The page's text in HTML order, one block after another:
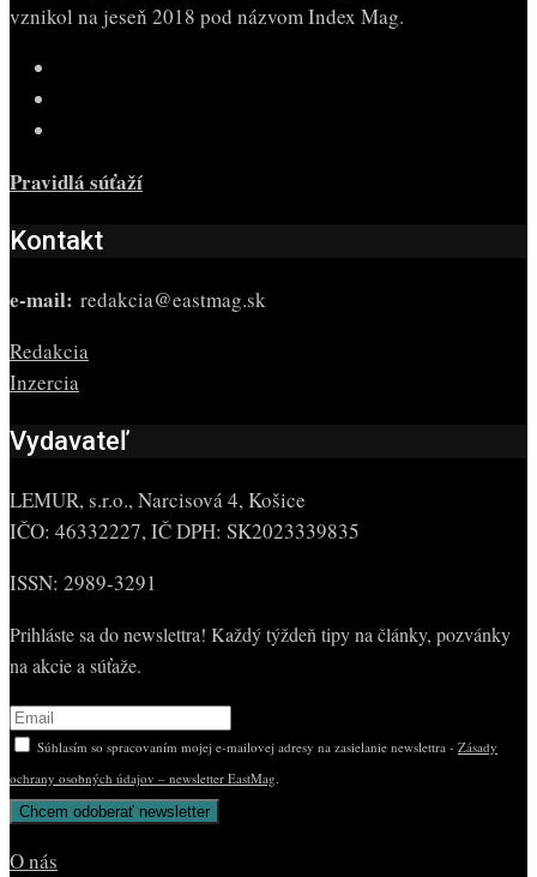
vznikol na jeseň 2018 pod názvom Index Mag.
Pravidlá súťaží
Kontakt
e-mail: redakcia@eastmag.sk
Redakcia
Inzercia
Vydavateľ
LEMUR, s.r.o., Narcisová 4, Košice
IČO: 46332227, IČ DPH: SK2023339835
ISSN: 2989-3291
Prihláste sa do newslettra! Každý týždeň tipy na články, pozvánky
na akcie a súťaže.
Súhlasím so spracovaním mojej e-mailovej adresy na zasielanie newslettra - Zásady
ochrany osobných údajov – newsletter EastMag
O nás